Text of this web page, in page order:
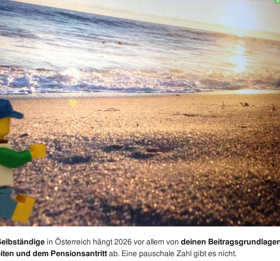
in Österreich hängt 2026 vor allem von deinen
und dem Pensionsantritt ab. Eine pauschale Zahl gibt es nicht.